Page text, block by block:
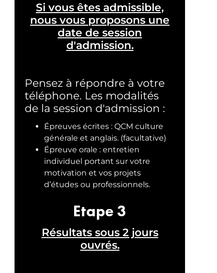
Si vous êtes admissible,
nous vous proposons une
date de session
d'admission.
Pensez à répondre à votre
téléphone. Les modalités
de la session d'admission :
Épreuves écrites : QCM culture
générale et anglais. (facultative)
Épreuve orale : entretien
individuel portant sur votre
motivation et vos projets
d’études ou professionnels.
Etape 3
Résultats sous 2 jours
ouvrés.